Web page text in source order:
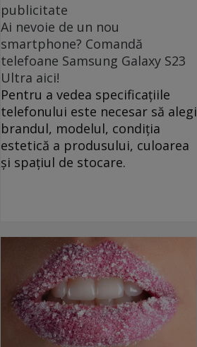
publicitate
Ai nevoie de un nou
smartphone? Comandă
telefoane Samsung Galaxy S23
Ultra aici!
Pentru a vedea specificațiile
telefonului este necesar să alegi
brandul, modelul, condiția
estetică a produsului, culoarea
și spațiul de stocare.